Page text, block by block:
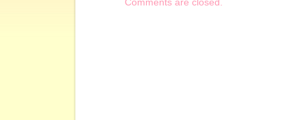
Comments are closed.